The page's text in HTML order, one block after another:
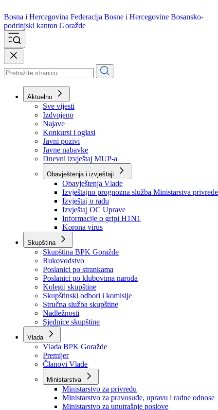
Bosna i Hercegovina
podrinjski kanton Goražde
Aktuelno
Sve vijesti
Izdvojeno
Najave
Konkursi i oglasi
Javni pozivi
Javne nabavke
Dnevni izvještaj MUP-a
Obavještenja i izvještaji
Obavještenja Vlade
Izvještajno prognozna služba Ministarstva privrede
Izvještaj o radu
Izvještaj OC Uprave
Informacije o gripi H1N1
Korona virus
Skupština
Skupština BPK Goražde
Rukovodstvo
Poslanici po strankama
Poslanici po klubovima naroda
Kolegij skupštine
Skupštinski odbori i komisije
Stručna služba skupštine
Nadležnosti
Sjednice skupštine
Vlada
Vlada BPK Goražde
Premijer
Članovi Vlade
Ministarstva